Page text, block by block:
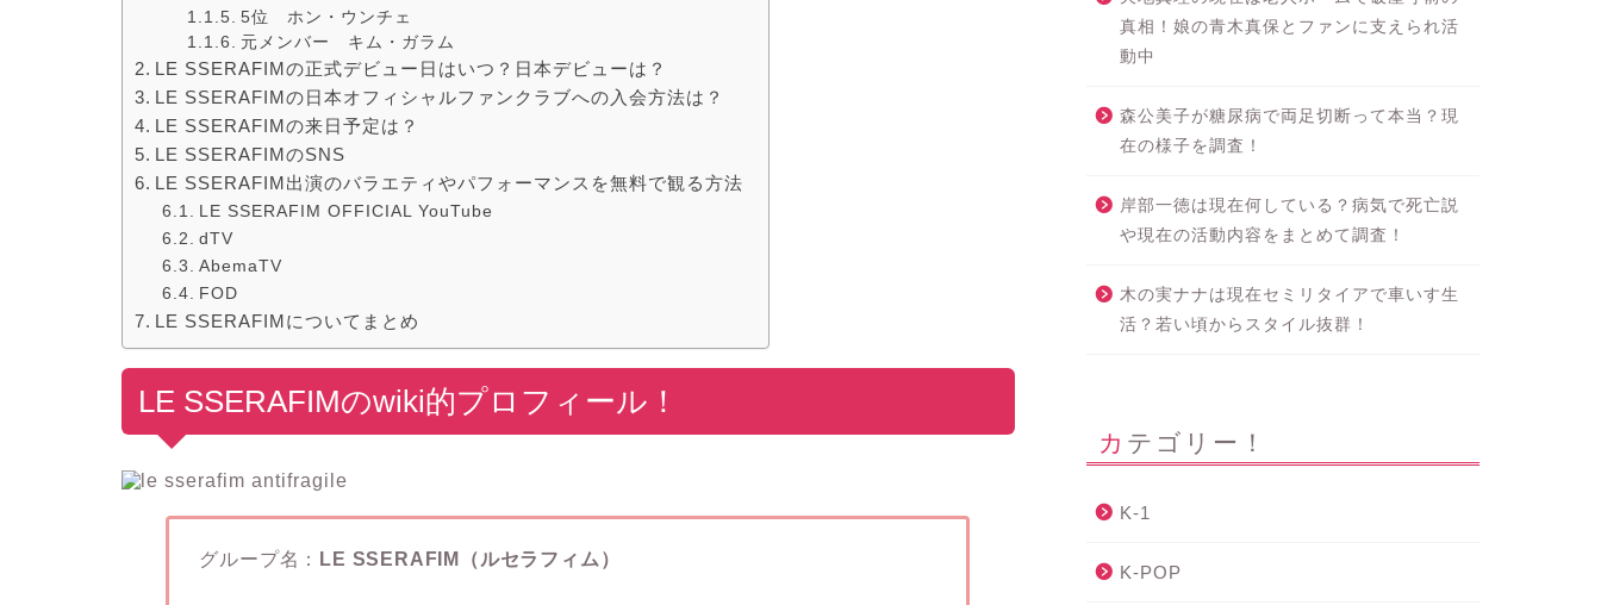
5位 ホン・ウンチェ
元メンバー キム・ガラム
LE SSERAFIMの正式デビュー日はいつ？日本デビューは？
LE SSERAFIMの日本オフィシャルファンクラブへの入会方法は？
LE SSERAFIMの来日予定は？
LE SSERAFIMのSNS
LE SSERAFIM出演のバラエティやパフォーマンスを無料で観る方法
LE SSERAFIM OFFICIAL YouTube
dTV
AbemaTV
FOD
LE SSERAFIMについてまとめ
LE SSERAFIMのwiki的プロフィール！
グループ名： LE SSERAFIM（ルセラフィム）
真相！娘の青木真保とファンに支えられ活
動中
森公美子が糖尿病で両足切断って本当？現
在の様子を調査！
岸部一徳は現在何している？病気で死亡説
や現在の活動内容をまとめて調査！
木の実ナナは現在セミリタイアで車いす生
活？若い頃からスタイル抜群！
カテゴリー！
K-1
K-POP